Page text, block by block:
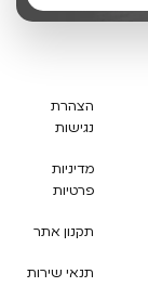
הצהרת
נגישות
מדיניות
פרטיות
תקנון אתר
תנאי שירות